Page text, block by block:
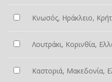
Κνωσός, Ηράκλειο,
Λουτράκι, Κορινθία,
Καστοριά, Μακεδονία,